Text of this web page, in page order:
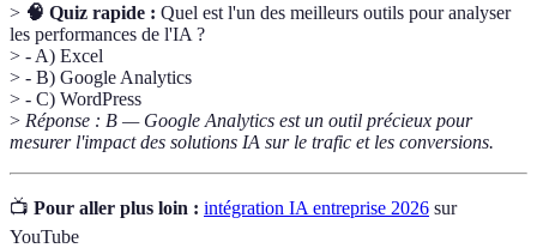
> 🧠 Quiz rapide : Quel est l'un des meilleurs outils pour analyser
les performances de l'IA ?
> - A) Excel
> - B) Google Analytics
> - C) WordPress
> Réponse : B — Google Analytics est un outil précieux pour
mesurer l'impact des solutions IA sur le trafic et les conversions.
📺 Pour aller plus loin : intégration IA entreprise 2026 sur
YouTube